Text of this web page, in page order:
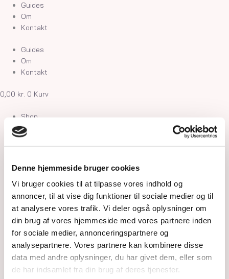
Denne hjemmeside bruger cookies
Vi bruger cookies til at tilpasse vores indhold og
annoncer, til at vise dig funktioner til sociale medier og til
at analysere vores trafik. Vi deler også oplysninger om
din brug af vores hjemmeside med vores partnere inden
for sociale medier, annonceringspartnere og
analysepartnere. Vores partnere kan kombinere disse
data med andre oplysninger, du har givet dem, eller som
de har indsamlet fra din brug af deres tjenester.
Guides
Om
Kontakt
Guides
Om
Kontakt
0,00 kr. 0 Kurv
Shop
Søheste, delfiner, fisk og skildpadder
Feer og drager
Måner, stjerner og kuber
Kranier og græskar
Gua Sha og Worrystone
Lommesten
Kugler
Hjerter